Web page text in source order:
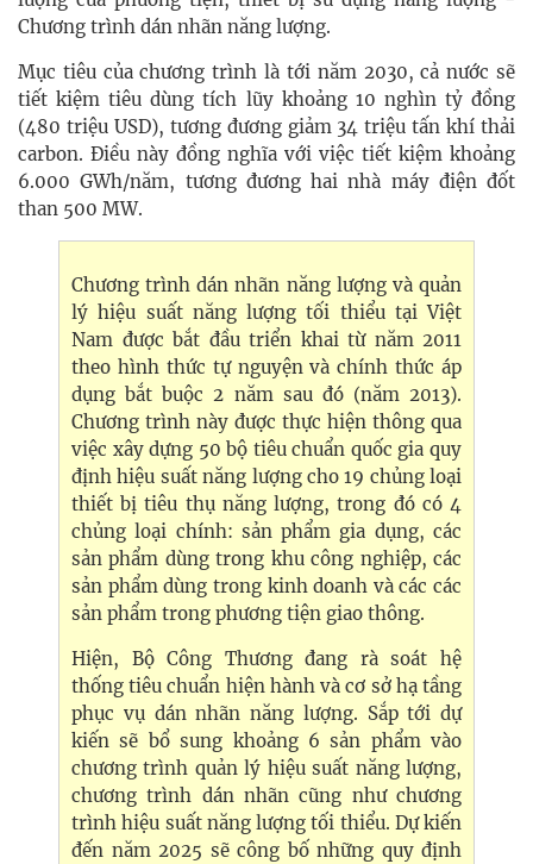
Chương trình dán nhãn năng lượng.
Mục tiêu của chương trình là tới năm 2030, cả nước sẽ
tiết kiệm tiêu dùng tích lũy khoảng 10 nghìn tỷ đồng
(480 triệu USD), tương đương giảm 34 triệu tấn khí thải
carbon. Điều này đồng nghĩa với việc tiết kiệm khoảng
6.000 GWh/năm, tương đương hai nhà máy điện đốt
than 500 MW.
Chương trình dán nhãn năng lượng và quản
lý hiệu suất năng lượng tối thiểu tại Việt
Nam được bắt đầu triển khai từ năm 2011
theo hình thức tự nguyện và chính thức áp
dụng bắt buộc 2 năm sau đó (năm 2013).
Chương trình này được thực hiện thông qua
việc xây dựng 50 bộ tiêu chuẩn quốc gia quy
định hiệu suất năng lượng cho 19 chủng loại
thiết bị tiêu thụ năng lượng, trong đó có 4
chủng loại chính: sản phẩm gia dụng, các
sản phẩm dùng trong khu công nghiệp, các
sản phẩm dùng trong kinh doanh và các các
sản phẩm trong phương tiện giao thông.
Hiện, Bộ Công Thương đang rà soát hệ
thống tiêu chuẩn hiện hành và cơ sở hạ tầng
phục vụ dán nhãn năng lượng. Sắp tới dự
kiến sẽ bổ sung khoảng 6 sản phẩm vào
chương trình quản lý hiệu suất năng lượng,
chương trình dán nhãn cũng như chương
trình hiệu suất năng lượng tối thiểu. Dự kiến
đến năm 2025 sẽ công bố những quy định